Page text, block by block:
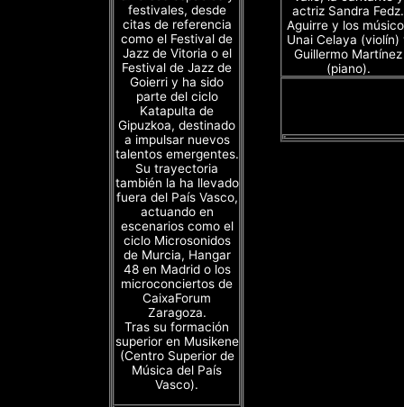
festivales, desde
citas de referencia
como el Festival de
Jazz de Vitoria o el
Festival de Jazz de
Goierri y ha sido
parte del ciclo
Katapulta de
Gipuzkoa, destinado
a impulsar nuevos
talentos emergentes.
Su trayectoria
también la ha llevado
fuera del País Vasco,
actuando en
escenarios como el
ciclo Microsonidos
de Murcia, Hangar
48 en Madrid o los
microconciertos de
CaixaForum
Zaragoza.
Tras su formación
superior en Musikene
(Centro Superior de
Música del País
Vasco).
actriz Sandra Fedz.
Aguirre y los
Unai Celaya (violín)
Guillermo Martínez
(piano).